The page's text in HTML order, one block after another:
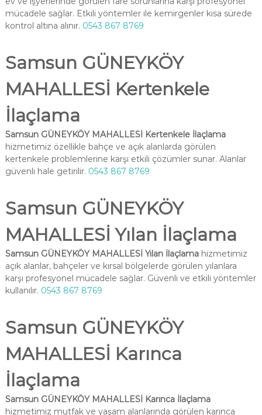
mücadele sağlar. Etkili yöntemler ile kemirgenler kısa sürede
kontrol altına alınır. 0543 867 8769
Samsun GÜNEYKÖY
MAHALLESİ Kertenkele
İlaçlama
Samsun GÜNEYKÖY MAHALLESİ Kertenkele İlaçlama
hizmetimiz özellikle bahçe ve açık alanlarda görülen
kertenkele problemlerine karşı etkili çözümler sunar. Alanlar
güvenli hale getirilir. 0543 867 8769
Samsun GÜNEYKÖY
MAHALLESİ Yılan İlaçlama
Samsun GÜNEYKÖY MAHALLESİ Yılan İlaçlamahizmetimiz
açık alanlar, bahçeler ve kırsal bölgelerde görülen yılanlara
karşı profesyonel mücadele sağlar. Güvenli ve etkili yöntemler
kullanılır. 0543 867 8769
Samsun GÜNEYKÖY
MAHALLESİ Karınca
İlaçlama
Samsun GÜNEYKÖY MAHALLESİ Karınca İlaçlama
hizmetimiz mutfak ve yaşam alanlarında görülen karınca